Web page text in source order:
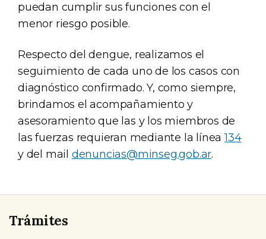
puedan cumplir sus funciones con el
menor riesgo posible.
Respecto del dengue, realizamos el
seguimiento de cada uno de los casos con
diagnóstico confirmado. Y, como siempre,
brindamos el acompañamiento y
asesoramiento que las y los miembros de
las fuerzas requieran mediante la línea134
y del mail denuncias@minseg.gob.ar.
Trámites